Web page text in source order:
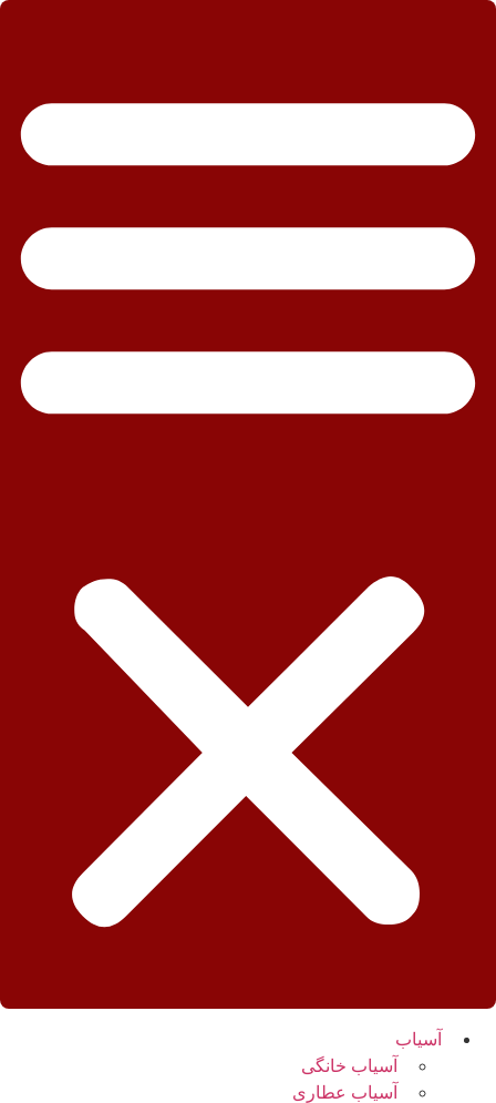
پرش
آسیاب
آسیاب خانگی
آسیاب عطاری